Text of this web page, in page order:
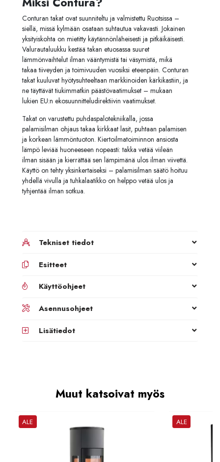
Conturan takat ovat suunniteltu ja valmistettu Ruotsissa –
siellä, missä kylmään osataan suhtautua vakavasti. Jokainen
yksityiskohta on mietitty käytännönläheisesti ja pitkäikäisesti.
Valurautaluukku kestää takan etuosassa suuret
lämmönvaihtelut ilman vääntymistä tai väsymistä, mikä
takaa tiiveyden ja toimivuuden vuosiksi eteenpäin. Conturan
takat kuuluvat hyötysuhteeltaan markkinoiden kärkikastiin, ja
ne täyttävät tiukimmatkin päästövaatimukset – mukaan
lukien EU:n ekosuunnitteludirektiivin vaatimukset.
Takat on varustettu puhdaspalotekniikalla, jossa
palamisilman ohjaus takaa kirkkaat lasit, puhtaan palamisen
ja korkean lämmöntuoton. Kiertoilmatoiminnon ansiosta
lämpö leviää huoneeseen nopeasti: takka vetää viileän
ilman sisään ja kierrättää sen lämpimänä ulos ilman viivettä.
Käyttö on tehty yksinkertaiseksi – palamisilman säätö hoituu
yhdellä vivulla ja tuhkalaatikko on helppo vetää ulos ja
tyhjentää ilman sotkua.
Tekniset tiedot
Esitteet
Käyttöohjeet
Asennusohjeet
Lisätiedot
Muut katsoivat myös
ALE ALE